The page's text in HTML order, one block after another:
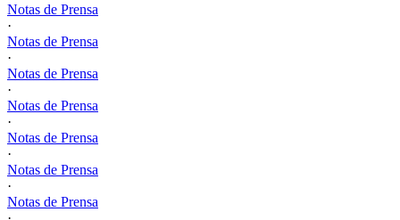
Notas de Prensa
·
Notas de Prensa
·
Notas de Prensa
·
Notas de Prensa
·
Notas de Prensa
·
Notas de Prensa
·
Notas de Prensa